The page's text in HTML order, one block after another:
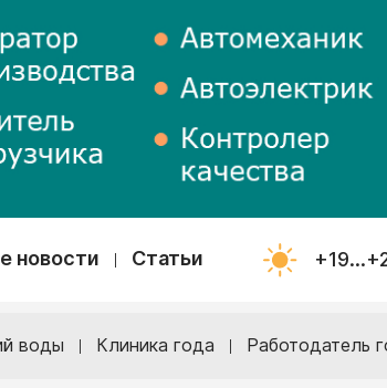
новости Статьи
воды Клиника года Работодатель